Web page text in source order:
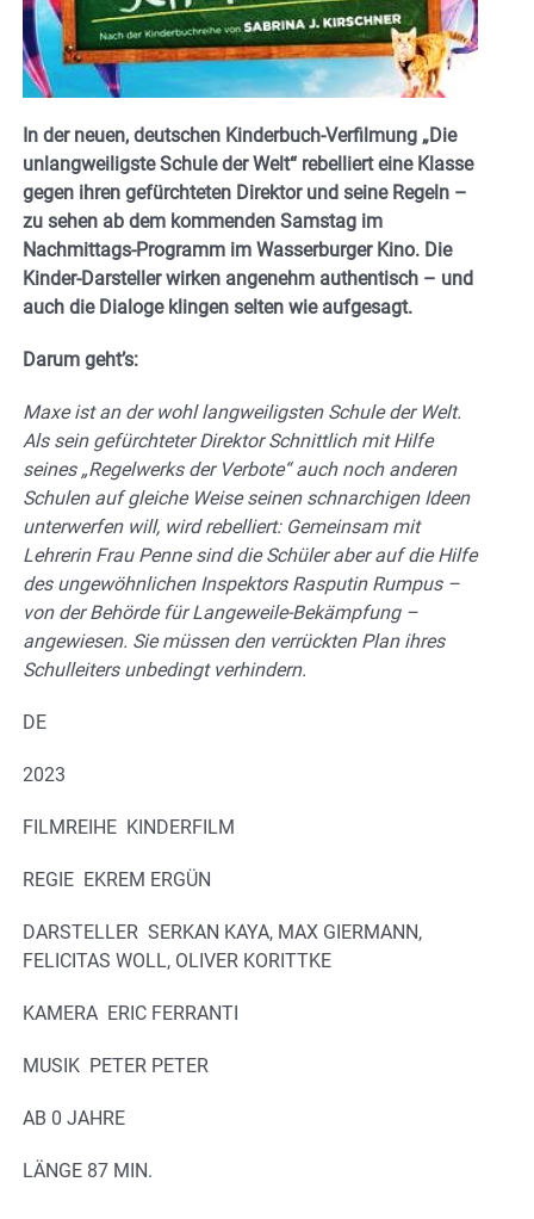
In der neuen, deutschen Kinderbuch-Verfilmung „Die
unlangweiligste Schule der Welt“ rebelliert eine Klasse
gegen ihren gefürchteten Direktor und seine Regeln –
zu sehen ab dem kommenden Samstag im
Nachmittags-Programm im Wasserburger Kino. Die
Kinder-Darsteller wirken angenehm authentisch – und
auch die Dialoge klingen selten wie aufgesagt.
Darum geht’s:
Maxe ist an der wohl langweiligsten Schule der Welt.
Als sein gefürchteter Direktor Schnittlich mit Hilfe
seines „Regelwerks der Verbote“ auch noch anderen
Schulen auf gleiche Weise seinen schnarchigen Ideen
unterwerfen will, wird rebelliert: Gemeinsam mit
Lehrerin Frau Penne sind die Schüler aber auf die Hilfe
des ungewöhnlichen Inspektors Rasputin Rumpus –
von der Behörde für Langeweile-Bekämpfung –
angewiesen. Sie müssen den verrückten Plan ihres
Schulleiters unbedingt verhindern.
DE
2023
FILMREIHE KINDERFILM
REGIE EKREM ERGÜN
DARSTELLER SERKAN KAYA, MAX GIERMANN,
FELICITAS WOLL, OLIVER KORITTKE
KAMERA ERIC FERRANTI
MUSIK PETER PETER
AB 0 JAHRE
LÄNGE 87 MIN.